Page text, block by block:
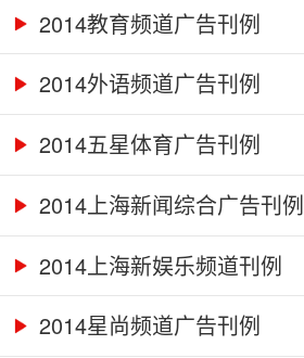
2014教育频道广告刊例
2014外语频道广告刊例
2014五星体育广告刊例
2014上海新闻综合广告刊例
2014上海新娱乐频道刊例
2014星尚频道广告刊例